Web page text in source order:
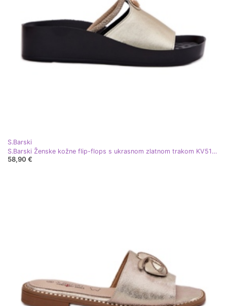
S.Barski
S.Barski Ženske kožne flip-flops s ukrasnom zlatnom trakom KV51-034 zlatni
58,90 €